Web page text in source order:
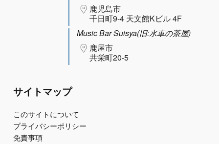
鹿児島市
千日町9-4 天文館Kビル 4F
Music Bar Suisya(旧:水車の茶屋)
鹿屋市
共栄町20-5
サイトマップ
このサイトについて
プライバシーポリシー
免責事項